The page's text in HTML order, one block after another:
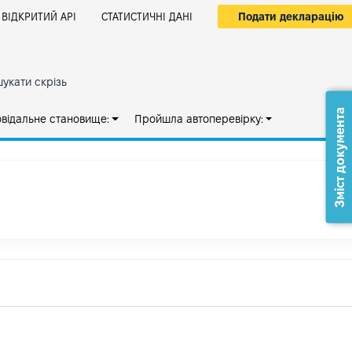
ВІДКРИТИЙ АРІ СТАТИСТИЧНІ ДАНІ Подати декларацію
скрізь
становище: Пройшла автоперевірку: Зміст документа